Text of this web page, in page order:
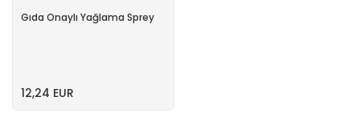
Gıda Onaylı Yağlama Sprey
12,24 EUR